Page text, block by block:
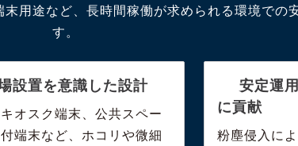
用途など、長時間稼働が求められる環境での
す。
設置を意識した設計
オスク端末、公共スペー
端末など、ホコリや微細
安定運
に貢献
粉塵侵入に